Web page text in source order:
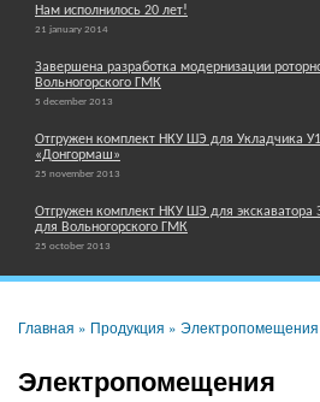
Нам исполнилось 20 лет!
21 january 2014
Завершена разработка модернизации
Вольногорского ГМК
5 december 2013
Отгружен комплект НКУ ШЭ для Укладчика
«Донгормаш»
25 november 2013
Отгружен комплект НКУ ШЭ для
для Вольногорского ГМК
25 october 2013
Главная » Продукция » Электропомещения
Электропомещения